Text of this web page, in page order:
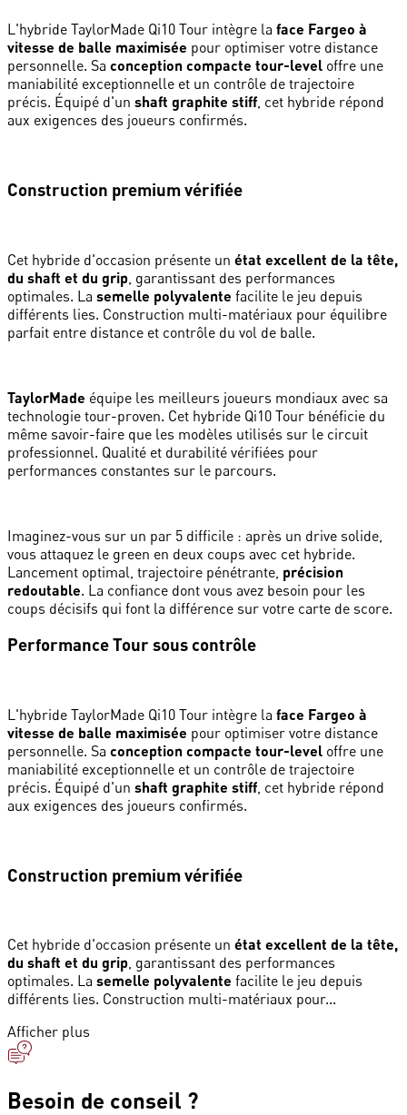
L'hybride TaylorMade Qi10 Tour intègre la face Fargeo à
vitesse de balle maximisée pour optimiser votre distance
personnelle. Sa conception compacte tour-level offre une
maniabilité exceptionnelle et un contrôle de trajectoire
précis. Équipé d'un shaft graphite stiff, cet hybride répond
aux exigences des joueurs confirmés.
Construction premium vérifiée
Cet hybride d'occasion présente un état excellent de la tête,
du shaft et du grip , garantissant des performances
optimales. La semelle polyvalente facilite le jeu depuis
différents lies. Construction multi-matériaux pour équilibre
parfait entre distance et contrôle du vol de balle.
TaylorMade équipe les meilleurs joueurs mondiaux avec sa
technologie tour-proven. Cet hybride Qi10 Tour bénéficie du
même savoir-faire que les modèles utilisés sur le circuit
professionnel. Qualité et durabilité vérifiées pour
performances constantes sur le parcours.
Imaginez-vous sur un par 5 difficile : après un drive solide,
vous attaquez le green en deux coups avec cet hybride.
Lancement optimal, trajectoire pénétrante, précision
redoutable. La confiance dont vous avez besoin pour les
coups décisifs qui font la différence sur votre carte de score.
Performance Tour sous contrôle
L'hybride TaylorMade Qi10 Tour intègre la face Fargeo à
vitesse de balle maximisée pour optimiser votre distance
personnelle. Sa conception compacte tour-level offre une
maniabilité exceptionnelle et un contrôle de trajectoire
précis. Équipé d'un shaft graphite stiff, cet hybride répond
aux exigences des joueurs confirmés.
Construction premium vérifiée
Cet hybride d'occasion présente un état excellent de la tête,
du shaft et du grip, garantissant des performances
optimales. La semelle polyvalente facilite le jeu depuis
différents lies. Construction multi-matériaux pour...
Afficher plus
Besoin de conseil ?